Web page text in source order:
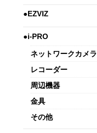
●EZVIZ
●i-PRO
ネットワークカメラ
レコーダー
周辺機器
金具
その他